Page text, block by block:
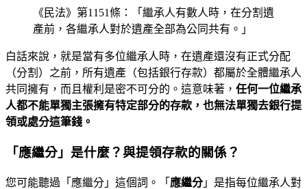
《民法》第1151條：「繼承人有數人時，在分割遺
產前，各繼承人對於遺產全部為公同共有。」
白話來說，就是當有多位繼承人時，在遺產還沒有正式分配
（分割）之前，所有遺產（包括銀行存款）都屬於全體繼承人
共同擁有，而且權利是密不可分的。這意味著， 任何一位繼承
人都不能單獨主張擁有特定部分的存款，也無法單獨去銀行提
領或處分這筆錢。
「應繼分」是什麼？與提領存款的關係？
您可能聽過「應繼分」這個詞。「 應繼分」是指每位繼承人對